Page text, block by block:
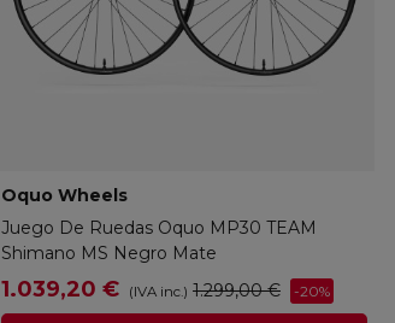
Oquo Wheels
Juego De Ruedas Oquo MP30 TEAM
Shimano MS Negro Mate
1.039,20 € (IVA inc.) 1.299,00 € -20%